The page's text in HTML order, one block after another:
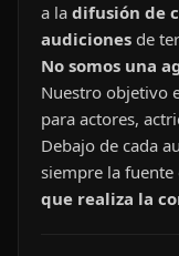
a la difusión de
audiciones de
No somos una
Nuestro objetivo
para actores,
Debajo de cada
siempre la
que realiza la